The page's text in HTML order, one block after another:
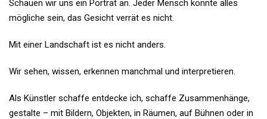
Schauen wir uns ein Porträt an. Jeder Mensch könnte alles
mögliche sein, das Gesicht verrät es nicht.
Mit einer Landschaft ist es nicht anders.
Wir sehen, wissen, erkennen manchmal und interpretieren.
Als Künstler schaffe entdecke ich, schaffe Zusammenhänge,
gestalte – mit Bildern, Objekten, in Räumen, auf Bühnen oder in